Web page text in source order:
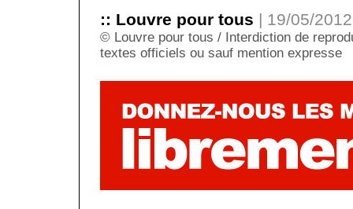
:: Louvre pour tous | 19/05/
© Louvre pour tous / Interdiction de
textes officiels ou sauf mention expresse